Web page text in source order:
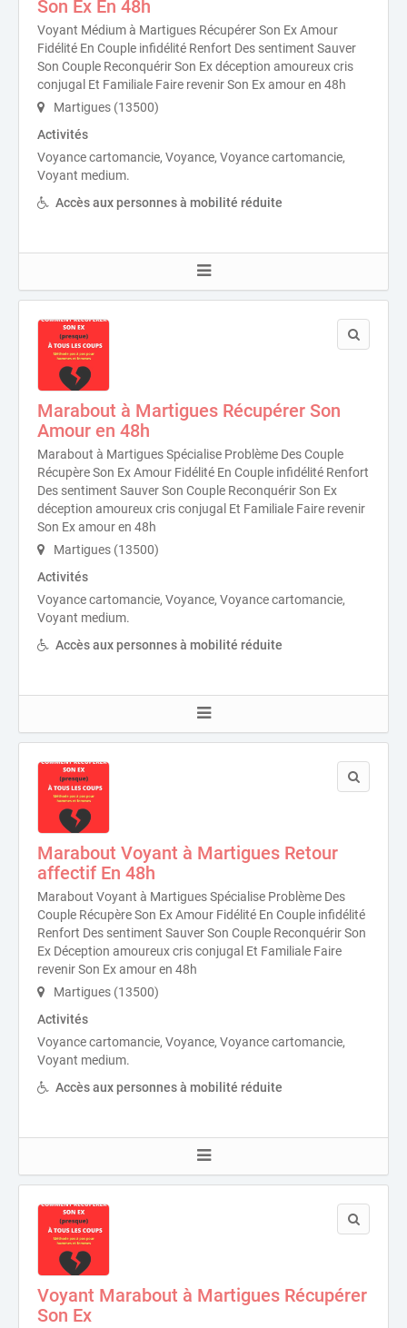
Son Ex En 48h
Voyant Médium à Martigues Récupérer Son Ex Amour
Fidélité En Couple infidélité Renfort Des sentiment Sauver
Son Couple Reconquérir Son Ex déception amoureux cris
conjugal Et Familiale Faire revenir Son Ex amour en 48h
Martigues (13500)
Activités
Voyance cartomancie, Voyance, Voyance cartomancie,
Voyant medium.
Accès aux personnes à mobilité réduite
Marabout à Martigues Récupérer Son
Amour en 48h
Marabout à Martigues Spécialise Problème Des Couple
Récupère Son Ex Amour Fidélité En Couple infidélité Renfort
Des sentiment Sauver Son Couple Reconquérir Son Ex
déception amoureux cris conjugal Et Familiale Faire revenir
Son Ex amour en 48h
Martigues (13500)
Activités
Voyance cartomancie, Voyance, Voyance cartomancie,
Voyant medium.
Accès aux personnes à mobilité réduite
Marabout Voyant à Martigues Retour
affectif En 48h
Marabout Voyant à Martigues Spécialise Problème Des
Couple Récupère Son Ex Amour Fidélité En Couple infidélité
Renfort Des sentiment Sauver Son Couple Reconquérir Son
Ex Déception amoureux cris conjugal Et Familiale Faire
revenir Son Ex amour en 48h
Martigues (13500)
Activités
Voyance cartomancie, Voyance, Voyance cartomancie,
Voyant medium.
Accès aux personnes à mobilité réduite
Voyant Marabout à Martigues Récupérer
Son Ex